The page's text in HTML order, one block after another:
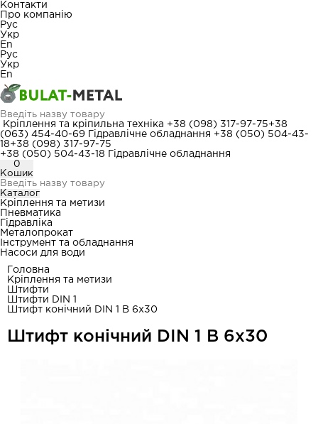
Контакти
Про компанію
Рус
Укр
En
Рус
Укр
En
Кріплення та кріпильна техніка +38 (098) 317-97-75+38
(063) 454-40-69
Гідравлічне обладнання +38 (050) 504-43-
18+38 (098) 317-97-75
+38 (050) 504-43-18
Гідравлічне обладнання
0
Кошик
Каталог
Кріплення та метизи
Пневматика
Гідравліка
Металопрокат
Інструмент та обладнання
Насоси для води
Головна
Кріплення та метизи
Штифти
Штифти DIN 1
Штифт конічний DIN 1 В 6x30
Штифт конічний DIN 1 В 6x30